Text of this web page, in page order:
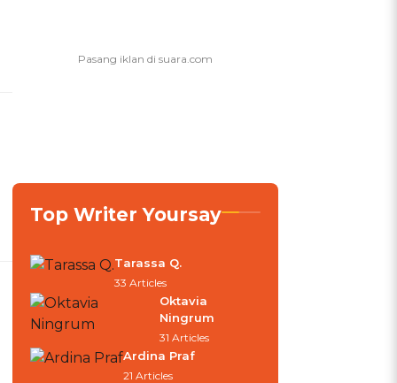
Top Writer Yoursay
Tarassa Q.
33 Articles
Oktavia
Ningrum
31 Articles
Ardina Praf
21 Articles